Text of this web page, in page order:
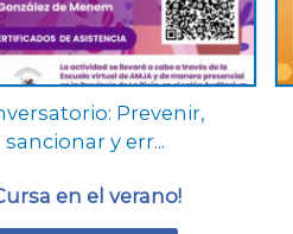
Prevenir,
sancionar y err...
en el verano!
elegir
en
la
página
producto